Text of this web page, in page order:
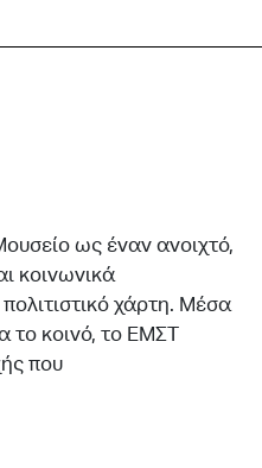
ως έναν ανοιχτό,
κοινωνικά
χάρτη. Μέσα
το κοινό, το ΕΜΣΤ
που